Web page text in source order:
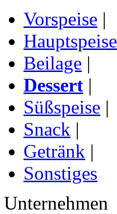
Vorspeise |
Hauptspeise
Beilage |
Dessert |
Süßspeise |
Snack |
Getränk |
Sonstiges
Unternehmen